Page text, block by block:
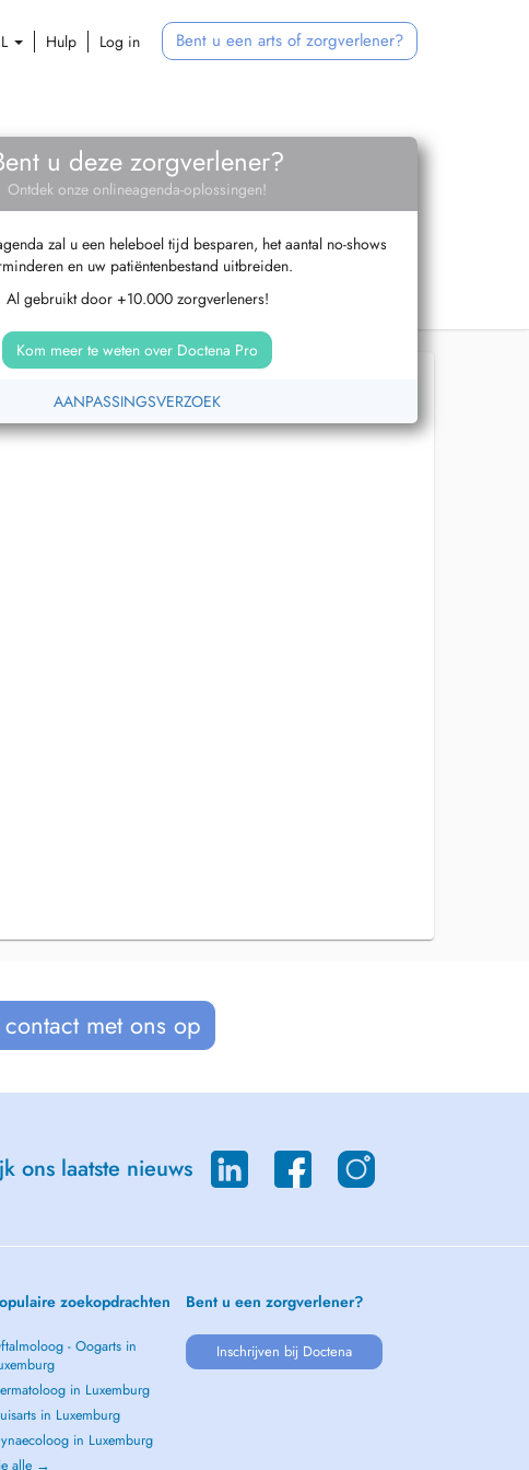
Hulp Log in Bent u een arts of zorgverlener?
u deze zorgverlener?
Ontdek onze onlineagenda-oplossingen!
zal u een heleboel tijd besparen, het aantal no-shows
en uw patiëntenbestand uitbreiden.
Al gebruikt door +10.000 zorgverleners!
Kom meer te weten over Doctena Pro
AANPASSINGSVERZOEK
met ons op
ons laatste nieuws
zoekopdrachten
- Oogarts in
in Luxemburg
in Luxemburg
in Luxemburg
alle →
Bent u een zorgverlener?
Inschrijven bij Doctena